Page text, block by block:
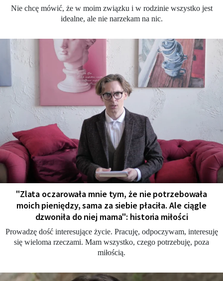
Nie chcę mówić, że w moim związku i w rodzinie wszystko jest
idealne, ale nie narzekam na nic.
"Zlata oczarowała mnie tym, że nie potrzebowała
moich pieniędzy, sama za siebie płaciła. Ale ciągle
dzwoniła do niej mama": historia miłości
Prowadzę dość interesujące życie. Pracuję, odpoczywam, interesuję
się wieloma rzeczami. Mam wszystko, czego potrzebuję, poza
miłością.